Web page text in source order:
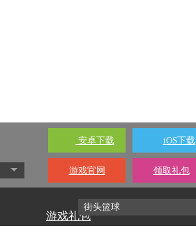
安卓下载 iOS下载
游戏官网 领取礼包
游戏礼包